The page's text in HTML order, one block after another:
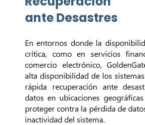
ante Desastres
En entornos donde la
crítica, como en servicios
comercio electrónico,
alta disponibilidad de los
rápida recuperación ante
datos en ubicaciones
proteger contra la pérdida de
inactividad del sistema.